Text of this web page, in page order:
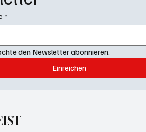
*
den Newsletter abonnieren.
Einreichen